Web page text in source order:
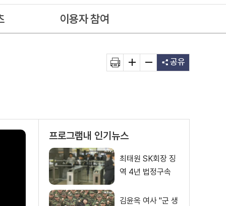
스카이라이프 164번
이용자 참여
공유
프로그램내 인기뉴스
최태원 SK회장 징
역 4년 법정구속
김윤옥 여사 "군 생